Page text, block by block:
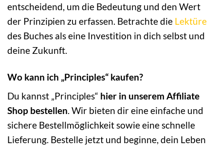
entscheidend, um die Bedeutung und den Wert
der Prinzipien zu erfassen. Betrachte die Lektüre
des Buches als eine Investition in dich selbst und
deine Zukunft.
Wo kann ich „Principles“ kaufen?
Du kannst „Principles“ hier in unserem Affiliate
Shop bestellen. Wir bieten dir eine einfache und
sichere Bestellmöglichkeit sowie eine schnelle
Lieferung. Bestelle jetzt und beginne, dein Leben